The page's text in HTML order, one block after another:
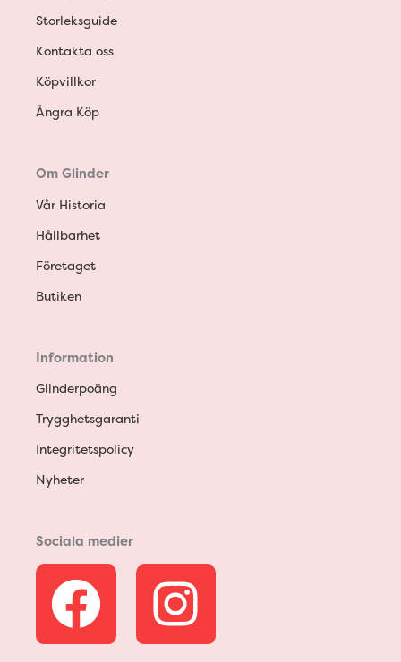
Storleksguide
Kontakta oss
Köpvillkor
Ångra Köp
Om Glinder
Vår Historia
Hållbarhet
Företaget
Butiken
Information
Glinderpoäng
Trygghetsgaranti
Integritetspolicy
Nyheter
Sociala medier
F
a
I
n